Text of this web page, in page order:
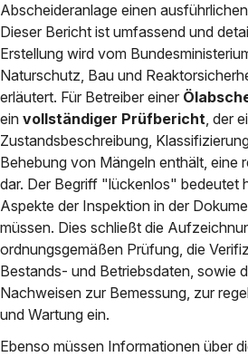
Abscheideranlage einen
Dieser Bericht ist umfassend und
Erstellung wird vom
Naturschutz, Bau und
erläutert. Für Betreiber einer
ein vollständiger Prüfbericht, der
Zustandsbeschreibung,
Behebung von Mängeln enthält, eine
dar. Der Begriff "lückenlos" bedeutet
Aspekte der Inspektion in der
müssen. Dies schließt die
ordnungsgemäßen Prüfung, die
Bestands- und Betriebsdaten, sowie
Nachweisen zur Bemessung, zur
und Wartung ein.
Ebenso müssen Informationen über